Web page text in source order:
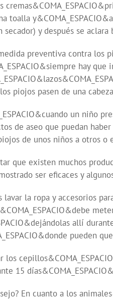
toalla
secador) y después se aclara
preventiva contra los
hay
piojos pasen de una
un niño
de aseo que puedan
de unos niños a otros
que existen muchos
ser eficaces y
lavar la ropa y accesorios
allí
pueden
los
15
En cuanto a los